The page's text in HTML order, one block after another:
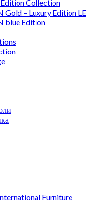
Collection
Gold – Luxury Edition LE
blue Edition
Furniture